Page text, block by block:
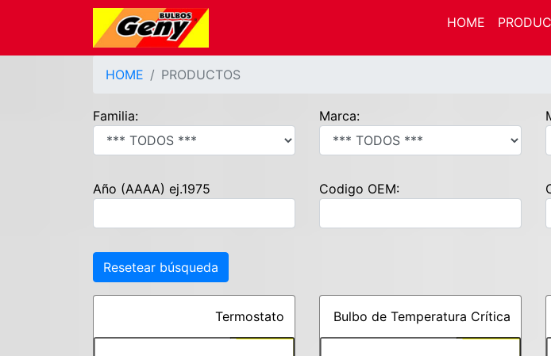
HOME
HOME PRODUCTOS
Familia: Marca:
Año (AAAA) ej.1975 Codigo OEM:
Resetear búsqueda
Termostato Bulbo de Temperatura Crítica